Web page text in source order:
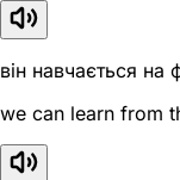
він навчається на
we can learn from